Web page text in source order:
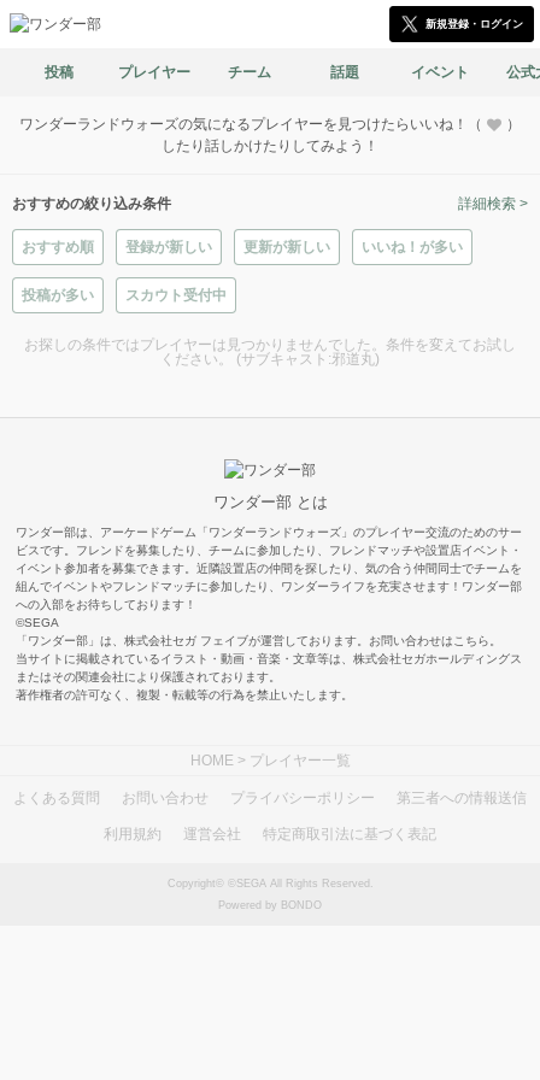
新規登録・ログイン
投稿 プレイヤー チーム 話題 イベント 公式
ワンダーランドウォーズの気になるプレイヤーを見つけたらいいね！（
）
したり話しかけたりしてみよう！
おすすめの絞り込み条件
おすすめ順 登録が新しい 更新が新しい いいね！が多い
投稿が多い スカウト受付中
詳細検索 >
お探しの条件ではプレイヤーは見つかりませんでした。条件を変えてお試し
ください。 (サブキャスト:邪道丸)
ワンダー部 とは
ワンダー部は、アーケードゲーム「ワンダーランドウォーズ」のプレイヤー交流のためのサー
ビスです。フレンドを募集したり、チームに参加したり、フレンドマッチや設置店イベント・
イベント参加者を募集できます。近隣設置店の仲間を探したり、気の合う仲間同士でチームを
組んでイベントやフレンドマッチに参加したり、ワンダーライフを充実させます！ワンダー部
への入部をお待ちしております！
©SEGA
「ワンダー部」は、株式会社セガ フェイブが運営しております。お問い合わせは こちら
当サイトに掲載されているイラスト・動画・音楽・文章等は、株式会社セガホールディングス
またはその関連会社により保護されております。
著作権者の許可なく、複製・転載等の行為を禁止いたします。
HOME> プレイヤー一覧
よくある質問 お問い合わせ プライバシーポリシー 第三者への情報送信
利用規約 運営会社 特定商取引法に基づく表記
Copyright© ©SEGA All Rights Reserved.
Powered by BONDO